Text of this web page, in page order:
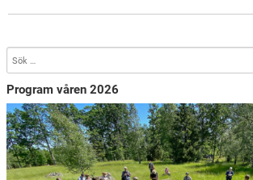
Program våren 2026